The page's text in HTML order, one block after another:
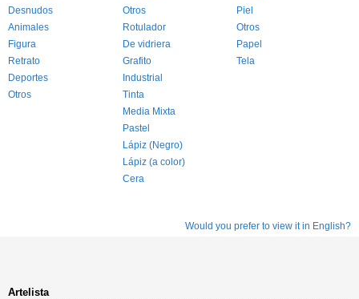
Desnudos
Animales
Figura
Retrato
Deportes
Otros
Otros
Rotulador
De vidriera
Grafito
Industrial
Tinta
Media Mixta
Pastel
Lápiz (Negro)
Lápiz (a color)
Cera
Piel
Otros
Papel
Tela
Would you prefer to view it in English?
Artelista